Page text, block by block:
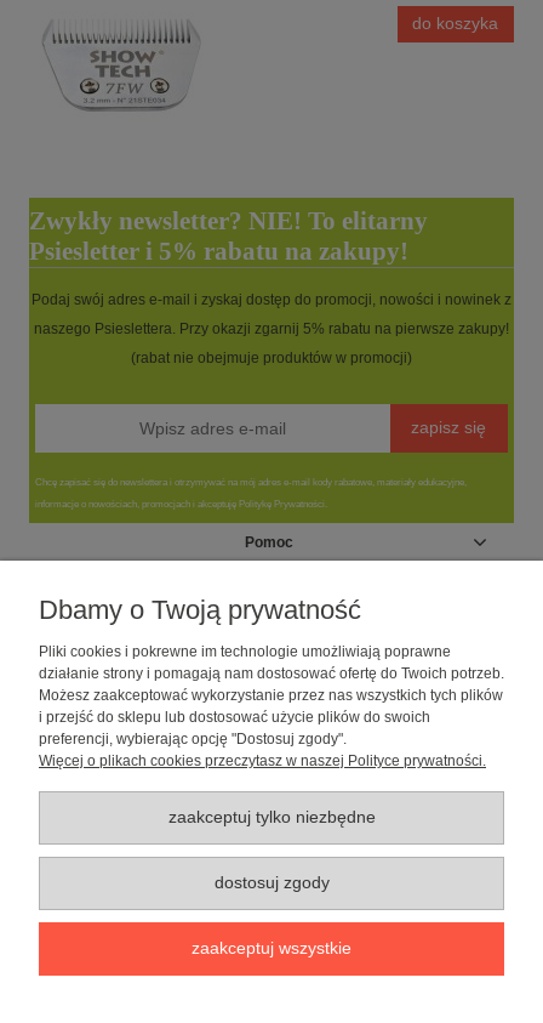
do koszyka
Zwykły newsletter? NIE! To elitarny
Psiesletter i 5% rabatu na zakupy!
Podaj swój adres e-mail i zyskaj dostęp do promocji, nowości i nowinek z
naszego Psieslettera. Przy okazji zgarnij 5% rabatu na pierwsze zakupy!
(rabat nie obejmuje produktów w promocji)
zapisz się
Chcę zapisać się do newslettera i otrzymywać na mój adres e-mail kody rabatowe, materiały edukacyjne,
informacje o nowościach, promocjach i akceptuję Politykę Prywatności.
Pomoc
Moje konto
Informacje
O nas
Sklep dla psów caniLOVE| NIP: 5251057141 | ul. Strzelecka 54/56, 64-
010 Krzywiń, woj. wielkopolskie | telefon: 600 189 631, e-mail:
sklep@canilove.pl
Realizacja:Centrum Usług E-Commerce Łukasz Wiśniewski2021 |
Oprogramowanie:Shoper
Sklep internetowy Shoper Premium
Dbamy o Twoją prywatność
Pliki cookies i pokrewne im technologie umożliwiają poprawne
działanie strony i pomagają nam dostosować ofertę do Twoich potrzeb.
Możesz zaakceptować wykorzystanie przez nas wszystkich tych plików
i przejść do sklepu lub dostosować użycie plików do swoich
preferencji, wybierając opcję "Dostosuj zgody".
Więcej o plikach cookies przeczytasz w naszej Polityce prywatności.
zaakceptuj tylko niezbędne
dostosuj zgody
zaakceptuj wszystkie